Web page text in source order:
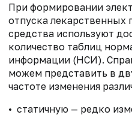
При формировании
отпуска
средства используют
количество таблиц
информации (НСИ).
можем представить в
частоте изменения
• статичную — редко